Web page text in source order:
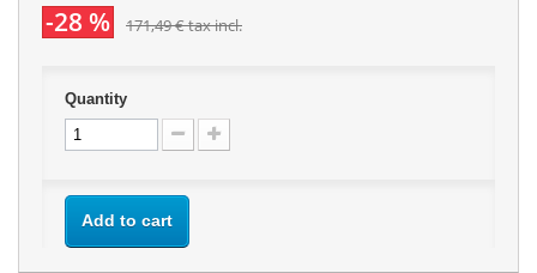
-28 % 171,49 €tax incl.
Quantity
Add to cart